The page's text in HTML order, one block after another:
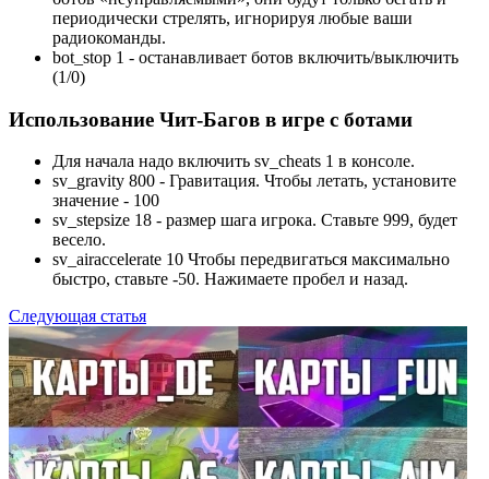
периодически стрелять, игнорируя любые ваши
радиокоманды.
bot_stop 1 - останавливает ботов включить/выключить
(1/0)
Использование Чит-Багов в игре с ботами
Для начала надо включить sv_cheats 1 в консоле.
sv_gravity 800 - Гравитация. Чтобы летать, установите
значение - 100
sv_stepsize 18 - размер шага игрока. Ставьте 999, будет
весело.
sv_airaccelerate 10 Чтобы передвигаться максимально
быстро, ставьте -50. Нажимаете пробел и назад.
Следующая статья